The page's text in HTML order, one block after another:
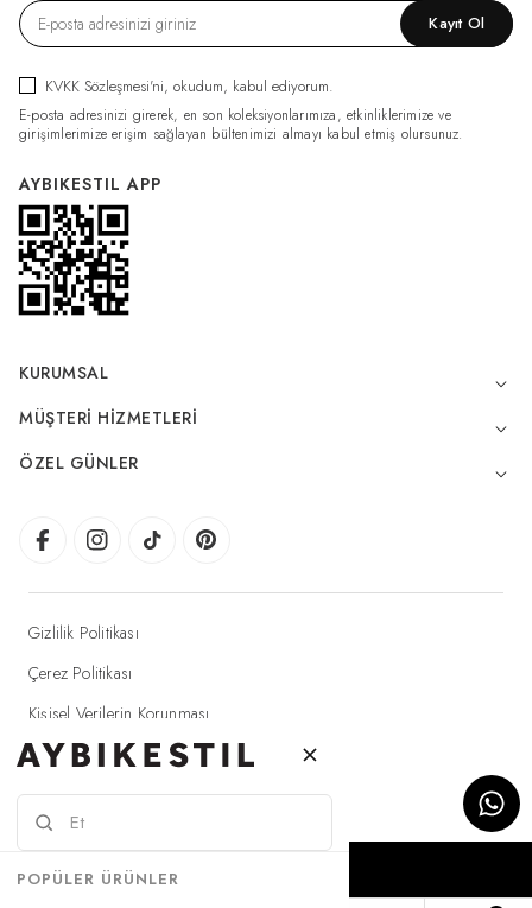
Kayıt Ol
KVKK Sözleşmesi'ni, okudum, kabul ediyorum.
E-posta adresinizi girerek, en son koleksiyonlarımıza, etkinliklerimize ve
girişimlerimize erişim sağlayan bültenimizi almayı kabul etmiş olursunuz.
AYBIKESTIL APP
KURUMSAL
MÜŞTERI HIZMETLERI
ÖZEL GÜNLER
Gizlilik Politikası
Çerez Politikası
Kişisel Verilerin Korunması
Elektronik Ticaret Aydınlatma Metni
POPÜLER ÜRÜNLER